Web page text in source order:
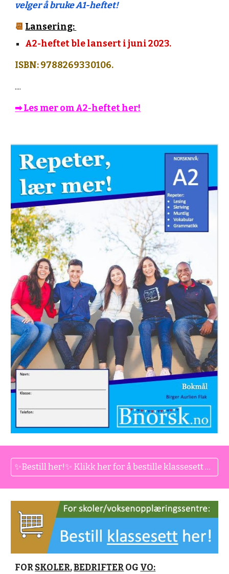
velger å bruke A1-heftet!
📆 Lansering:
A2-heftet ble lansert i juni 2023.
ISBN: 9788269330106.
....
➡︎ Les mer om A2-heftet her!
✨Bestill her!✨ Klikk her for å bestille klassesett på bokmål til din skole.
FORSKOLER,BEDRIFTEROG VO: